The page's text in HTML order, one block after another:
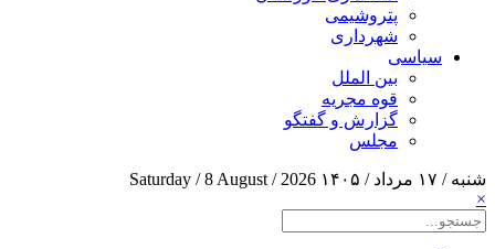
پتروشیمی
شهرداری
سیاسی
بین الملل
قوه مجریه
گزارش و گفتگو
مجلس
شنبه / ۱۷ مرداد / ۱۴۰۵
Saturday / 8 August / 2026
×